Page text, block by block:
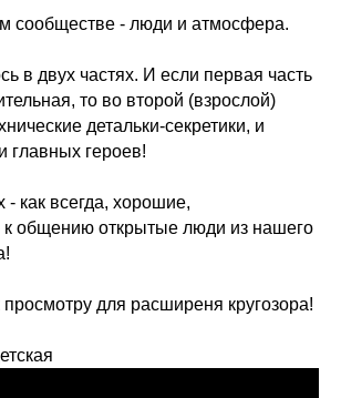
сообществе - люди и атмосфера.
в двух частях. И если первая часть
то во второй (взрослой)
детальки-секретики, и
главных героев!
- как всегда, хорошие,
общению открытые люди из нашего
для расширеня кругозора!